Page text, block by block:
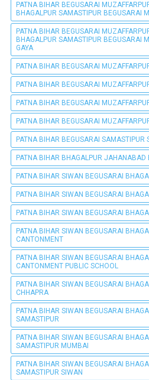
PATNA BIHAR BEGUSARAI
BHAGALPUR SAMASTIPUR BEGUSARAI
PATNA BIHAR BEGUSARAI
BHAGALPUR SAMASTIPUR BEGUSARAI
GAYA
PATNA BIHAR BEGUSARAI
PATNA BIHAR BEGUSARAI
PATNA BIHAR BEGUSARAI
PATNA BIHAR BEGUSARAI
PATNA BIHAR BEGUSARAI SAMASTIPUR
PATNA BIHAR BHAGALPUR JAHANABAD
PATNA BIHAR SIWAN BEGUSARAI
PATNA BIHAR SIWAN BEGUSARAI
PATNA BIHAR SIWAN BEGUSARAI
PATNA BIHAR SIWAN BEGUSARAI
CANTONMENT
PATNA BIHAR SIWAN BEGUSARAI
CANTONMENT PUBLIC SCHOOL
PATNA BIHAR SIWAN BEGUSARAI
CHHAPRA
PATNA BIHAR SIWAN BEGUSARAI
SAMASTIPUR
PATNA BIHAR SIWAN BEGUSARAI
SAMASTIPUR MUMBAI
PATNA BIHAR SIWAN BEGUSARAI
SAMASTIPUR SIWAN